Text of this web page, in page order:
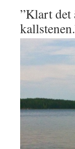
”Klart det